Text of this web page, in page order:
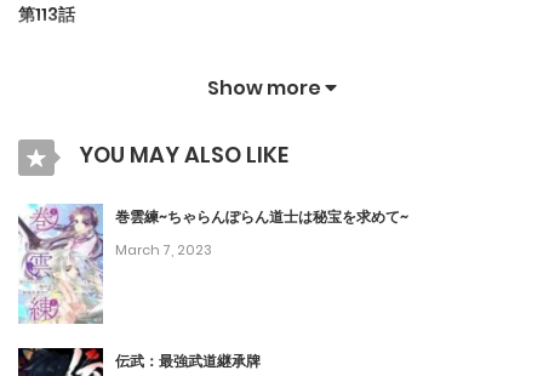
第113話
July 23, 2024
第111話
July 23, 2024
第110話
July 23, 2024
Show more
YOU MAY ALSO LIKE
巻雲練~ちゃらんぽらん道士は秘宝を求めて~
March 7, 2023
伝武：最強武道継承牌